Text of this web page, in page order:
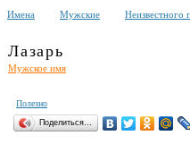
Имена Мужские Неизвестного
Лазарь
Мужское имя
Полезно
Поделиться…